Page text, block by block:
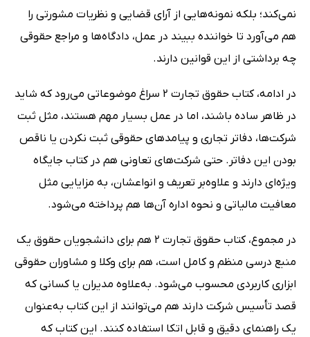
نمی‌کند؛ بلکه نمونه‌هایی از آرای قضایی و نظریات مشورتی را
هم می‌آورد تا خواننده ببیند در عمل، دادگاه‌ها و مراجع حقوقی
چه برداشتی از این قوانین دارند.
در ادامه، کتاب حقوق تجارت 2 سراغ موضوعاتی می‌رود که شاید
در ظاهر ساده باشند، اما در عمل بسیار مهم‌ هستند، مثل ثبت
شرکت‌ها، دفاتر تجاری و پیامدهای حقوقی ثبت نکردن یا ناقص
بودن این دفاتر. حتی شرکت‌های تعاونی هم در کتاب جایگاه
ویژه‌ای دارند و علاوه‌بر تعریف و انواعشان، به مزایایی مثل
معافیت مالیاتی و نحوه اداره آن‌ها هم پرداخته می‌شود.
در مجموع، کتاب حقوق تجارت 2 هم برای دانشجویان حقوق یک
منبع درسی منظم و کامل است، هم برای وکلا و مشاوران حقوقی
ابزاری کاربردی محسوب می‌شود. به‌علاوه مدیران یا کسانی که
قصد تأسیس شرکت دارند هم می‌توانند از این کتاب به‌عنوان
یک راهنمای دقیق و قابل اتکا استفاده کنند. این کتاب که